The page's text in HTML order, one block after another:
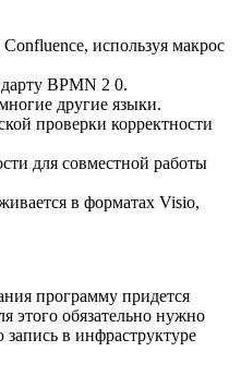
используя макрос
BPMN 2 0.
другие языки.
проверки корректности
для совместной работы
в форматах Visio,
программу придется
этого обязательно нужно
запись в инфраструктуре